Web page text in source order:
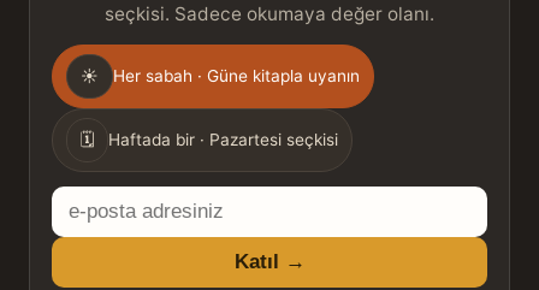
seçkisi. Sadece okumaya değer olanı.
Gönderim
sıklığı
☀ Her sabah · Güne kitapla uyanın
🗓 Haftada bir · Pazartesi seçkisi
E-
posta
adresiniz
Katıl →